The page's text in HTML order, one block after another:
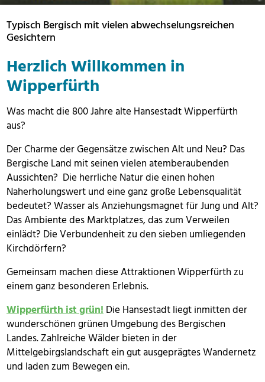
Typisch Bergisch mit vielen abwechselungsreichen
Gesichtern
Herzlich Willkommen in
Wipperfürth
Was macht die 800 Jahre alte Hansestadt Wipperfürth
aus?
Der Charme der Gegensätze zwischen Alt und Neu? Das
Bergische Land mit seinen vielen atemberaubenden
Aussichten? Die herrliche Natur die einen hohen
Naherholungswert und eine ganz große Lebensqualität
bedeutet? Wasser als Anziehungsmagnet für Jung und Alt?
Das Ambiente des Marktplatzes, das zum Verweilen
einlädt? Die Verbundenheit zu den sieben umliegenden
Kirchdörfern?
Gemeinsam machen diese Attraktionen Wipperfürth zu
einem ganz besonderen Erlebnis.
Wipperfürth ist grün!Die Hansestadt liegt inmitten der
wunderschönen grünen Umgebung des Bergischen
Landes. Zahlreiche Wälder bieten in der
Mittelgebirgslandschaft ein gut ausgeprägtes Wandernetz
und laden zum Bewegen ein.